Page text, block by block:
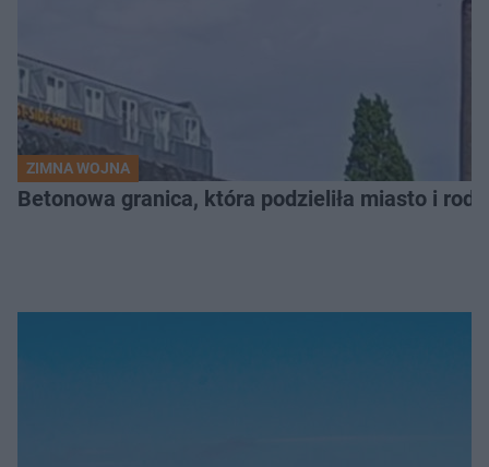
ZIMNA WOJNA
Betonowa granica, która podzieliła miasto i